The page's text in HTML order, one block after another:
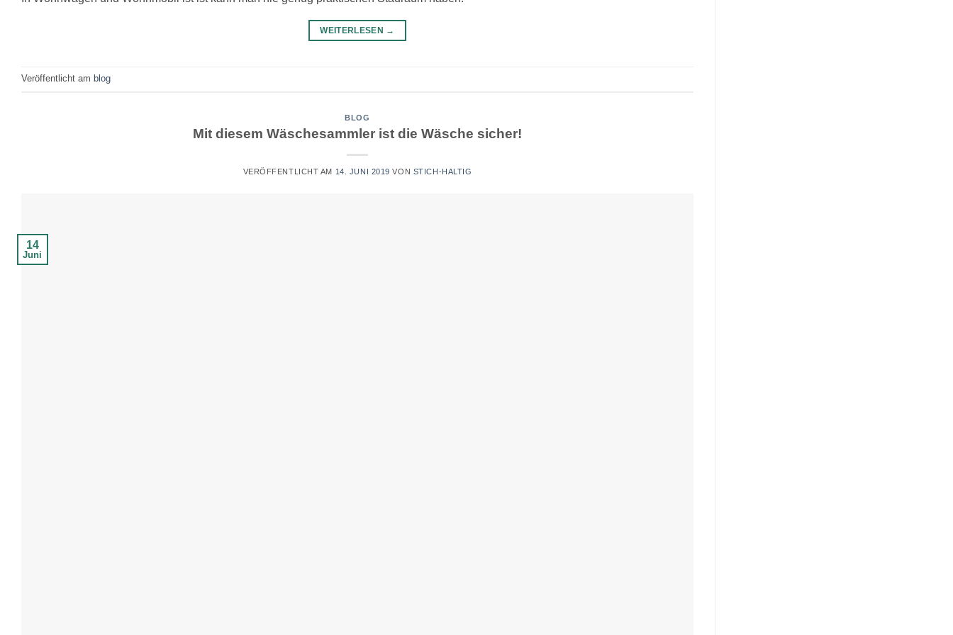
WEITERLESEN →
Veröffentlicht am blog
BLOG
Mit diesem Wäschesammler ist die Wäsche sicher!
VERÖFFENTLICHT AM 14. JUNI 2019 VON STICH-HALTIG
14
Juni